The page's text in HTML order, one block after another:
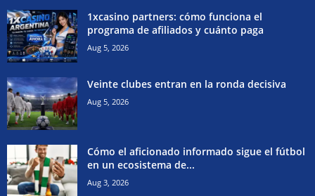
1xcasino partners: cómo funciona el
programa de afiliados y cuánto paga
Aug 5, 2026
Veinte clubes entran en la ronda decisiva
Aug 5, 2026
Cómo el aficionado informado sigue el fútbol
en un ecosistema de...
Aug 3, 2026